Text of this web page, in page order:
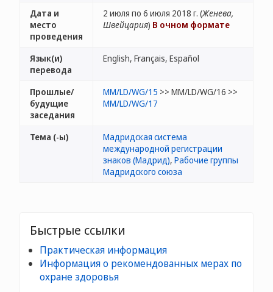
Дата и
место
проведения
2 июля по 6 июля 2018 г. (Женева,
Швейцария) В очном формате
Язык(и)
перевода
English, Français, Español
Прошлые/
будущие
заседания
MM/LD/WG/15 >> MM/LD/WG/16 >>
MM/LD/WG/17
Тема (-ы)
Мадридская система
международной регистрации
знаков (Мадрид), Рабочие группы
Мадридского союза
Быстрые ссылки
Практическая информация
Информация о рекомендованных мерах по
охране здоровья